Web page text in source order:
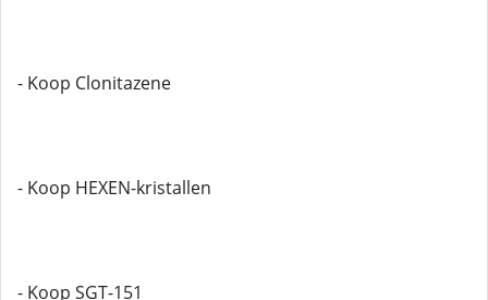
- Koop Clonitazene
- Koop HEXEN-kristallen
- Koop SGT-151